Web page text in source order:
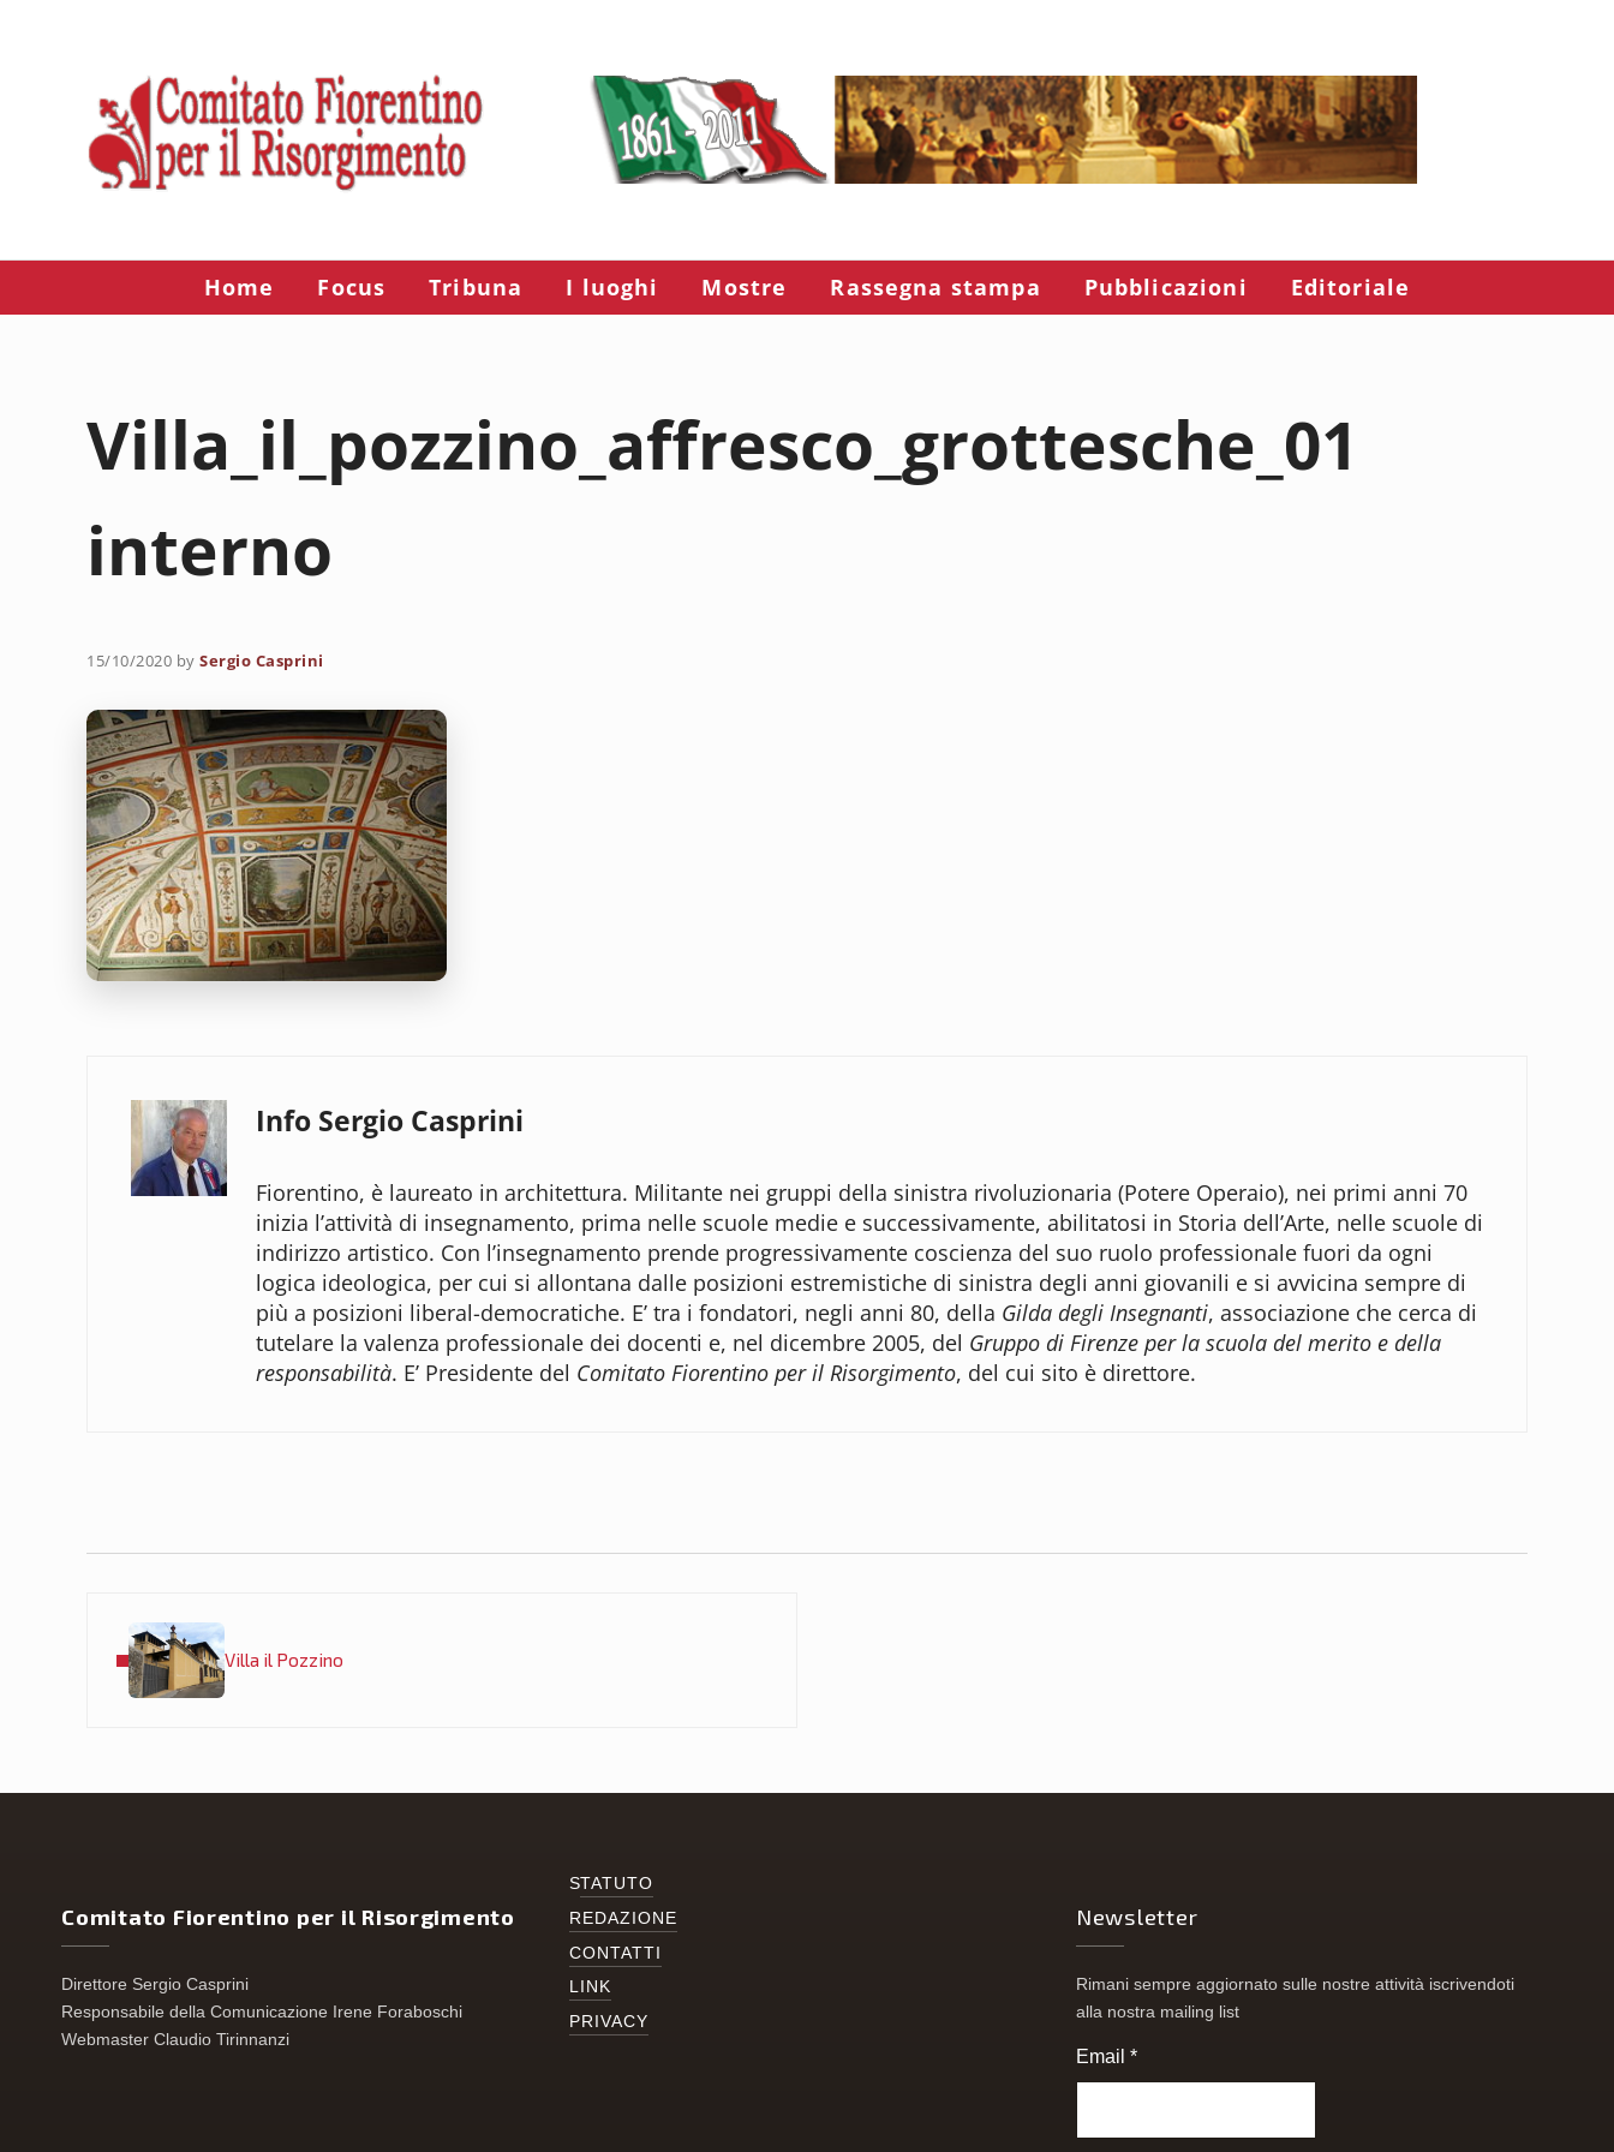
Home Focus Tribuna I luoghi Mostre Rassegna stampa Pubblicazioni Editoriale
Villa_il_pozzino_affresco_grottesche_01
interno
15/10/2020 bySergio Casprini
Info Sergio Casprini
Fiorentino, è laureato in architettura. Militante nei gruppi della sinistra rivoluzionaria (Potere Operaio), nei primi anni 70
inizia l’attività di insegnamento, prima nelle scuole medie e successivamente, abilitatosi in Storia dell’Arte, nelle scuole di
indirizzo artistico. Con l’insegnamento prende progressivamente coscienza del suo ruolo professionale fuori da ogni
logica ideologica, per cui si allontana dalle posizioni estremistiche di sinistra degli anni giovanili e si avvicina sempre di
più a posizioni liberal-democratiche. E’ tra i fondatori, negli anni 80, della Gilda degli Insegnanti, associazione che cerca di
tutelare la valenza professionale dei docenti e, nel dicembre 2005, del Gruppo di Firenze per la scuola del merito e della
responsabilità. E’ Presidente del Comitato Fiorentino per il Risorgimento, del cui sito è direttore.
Villa il Pozzino
Comitato Fiorentino per il Risorgimento
Direttore Sergio Casprini
Responsabile della Comunicazione Irene Foraboschi
Webmaster Claudio Tirinnanzi
STATUTO
REDAZIONE
CONTATTI
LINK
PRIVACY
Newsletter
Rimani sempre aggiornato sulle nostre attività iscrivendoti
alla nostra mailing list
Email *